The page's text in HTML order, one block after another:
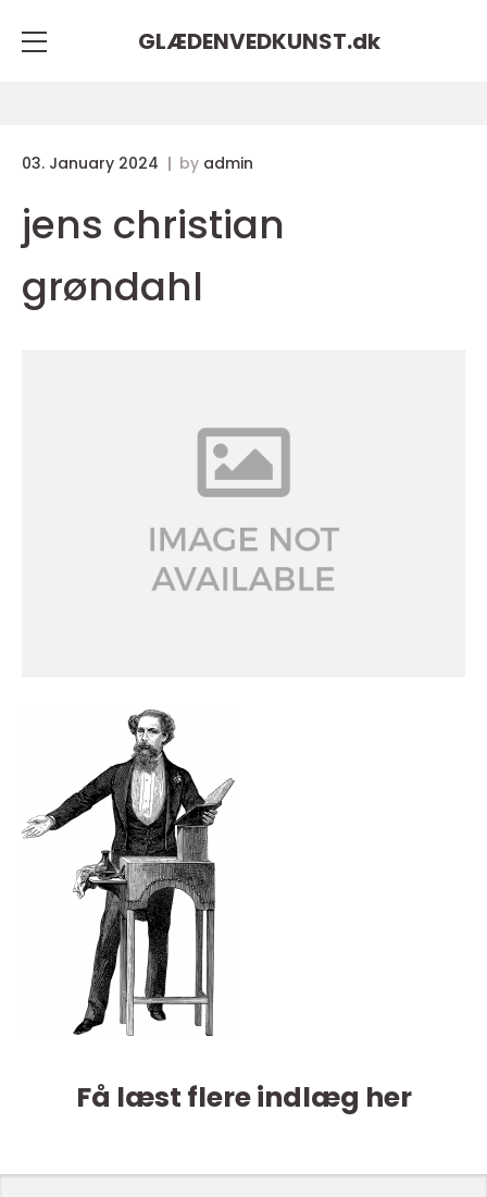
GLÆDENVEDKUNST.dk
03. January 2024 by admin
jens christian
grøndahl
Få læst flere indlæg her